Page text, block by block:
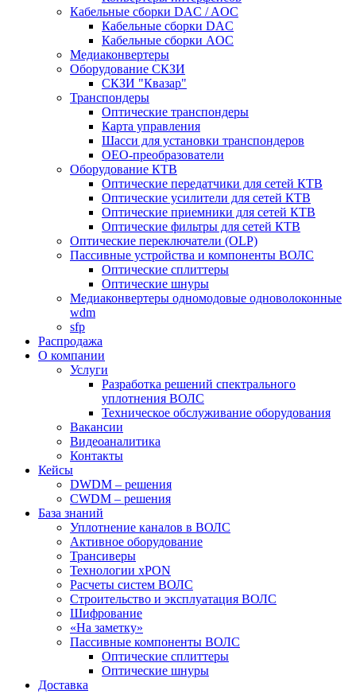
Кабельные сборки DAC / AOC
Кабельные сборки DAC
Кабельные сборки AOC
Медиаконвертеры
Оборудование СКЗИ
СКЗИ "Квазар"
Транспондеры
Оптические транспондеры
Карта управления
Шасси для установки транспондеров
OEO-преобразователи
Оборудование КТВ
Оптические передатчики для сетей КТВ
Оптические усилители для сетей КТВ
Оптические приемники для сетей КТВ
Оптические фильтры для сетей КТВ
Оптические переключатели (OLP)
Пассивные устройства и компоненты ВОЛС
Оптические сплиттеры
Оптические шнуры
Медиаконвертеры одномодовые одноволоконные
wdm
sfp
Распродажа
О компании
Услуги
Разработка решений спектрального
уплотнения ВОЛС
Техническое обслуживание оборудования
Вакансии
Видеоаналитика
Контакты
Кейсы
DWDM – решения
CWDM – решения
База знаний
Уплотнение каналов в ВОЛС
Активное оборудование
Трансиверы
Технологии xPON
Расчеты систем ВОЛС
Строительство и эксплуатация ВОЛС
Шифрование
«На заметку»
Пассивные компоненты ВОЛС
Оптические сплиттеры
Оптические шнуры
Доставка